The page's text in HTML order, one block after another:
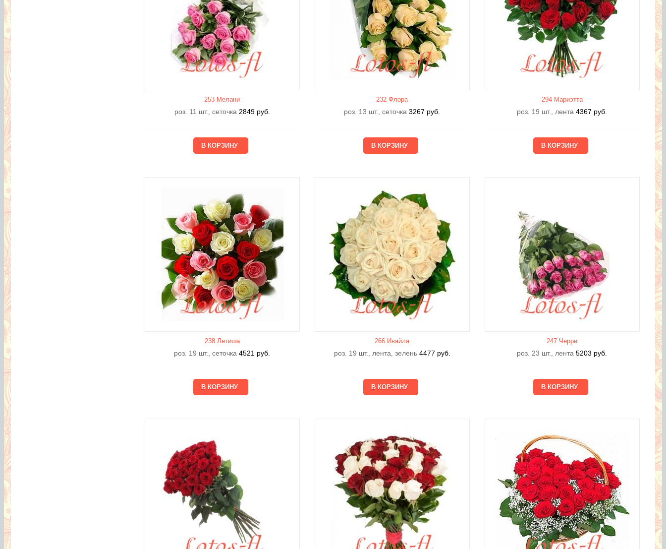
253 Мелани
роз. 11 шт., сеточка 2849 руб.
232 Флора
роз. 13 шт., сеточка 3267 руб.
294 Мариэтта
роз. 19 шт., лента 4367 руб.
238 Летишa
роз. 19 шт., сеточка 4521 руб.
266 Ивайла
роз. 19 шт., лента, зелень 4477 руб.
247 Черри
роз. 23 шт., лента 5203 руб.